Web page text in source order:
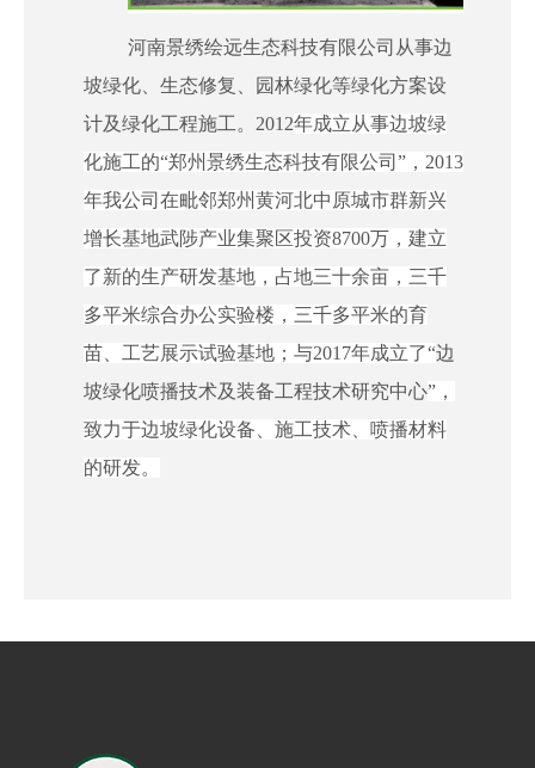
河南景绣绘远生态科技有限公司从事边
坡绿化、生态修复、园林绿化等绿化方案设
计及绿化工程施工。 2012年成立从事边坡绿
化施工的“郑州景绣生态科技有限公司 ” ， 2013
年我公司在毗邻郑州黄河北中原城市群新兴
增长基地武陟产业集聚区投资8700万 ，建立
了新的生产研发基地，占地三十余亩，三千
多平米综合办公实验楼，三千多平米的育
苗、工艺展示试验基地；与2017年成立了“边
坡绿化喷播技术及装备工程技术研究中心”，
致力于边坡绿化设备、施工技术、喷播材料
的研发。